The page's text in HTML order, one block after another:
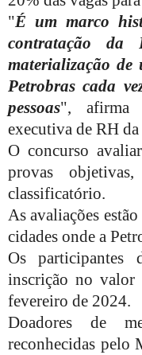
"É um marco
contratação da
materialização de
Petrobras cada
pessoas", afirma
executiva de RH da
O concurso
provas
classificatório.
As avaliações
cidades onde a
Os participantes
inscrição no
fevereiro de 2024.
Doadores de
reconhecidas pelo